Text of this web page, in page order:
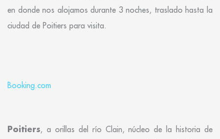
en donde nos alojamos durante 3 noches, traslado hasta la
ciudad de Poitiers para visita.
Booking.com
Poitiers, a orillas del río Clain, núcleo de la historia de